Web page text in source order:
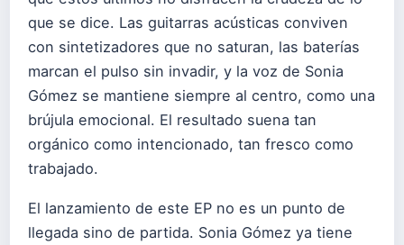
que se dice. Las guitarras acústicas conviven
con sintetizadores que no saturan, las baterías
marcan el pulso sin invadir, y la voz de Sonia
Gómez se mantiene siempre al centro, como una
brújula emocional. El resultado suena tan
orgánico como intencionado, tan fresco como
trabajado.
El lanzamiento de este EP no es un punto de
llegada sino de partida. Sonia Gómez ya tiene